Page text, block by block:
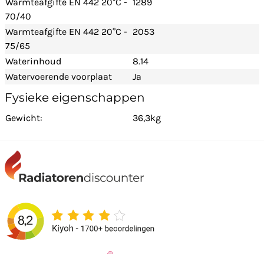
70/40
Warmteafgifte EN 442 20°C -
75/65
2053
Waterinhoud
8.14
Watervoerende voorplaat
Ja
Fysieke eigenschappen
Gewicht: 36,3kg